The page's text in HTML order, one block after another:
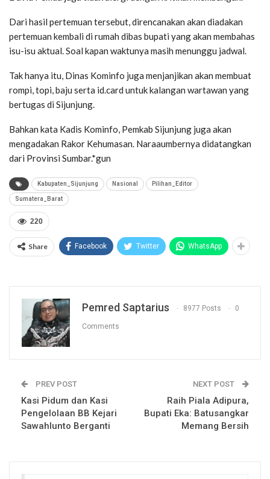
Dari hasil pertemuan tersebut, direncanakan akan diadakan
pertemuan kembali di rumah dibas bupati yang akan membahas
isu-isu aktual. Soal kapan waktunya masih menunggu jadwal.
Tak hanya itu, Dinas Kominfo juga menjanjikan akan membuat
rompi, topi, baju serta id.card untuk kalangan wartawan yang
bertugas di Sijunjung.
Bahkan kata Kadis Kominfo, Pemkab Sijunjung juga akan
mengadakan Rakor Kehumasan. Naraaumbernya didatangkan
dari Provinsi Sumbar.*gun
Kabupaten_Sijunjung Nasional Pilihan_Editor
Sumatera_Barat
220
Share Facebook Twitter WhatsApp
Pemred Saptarius 8977 Posts 0
Comments
PREV POST
Kasi Pidum dan Kasi
Pengelolaan BB Kejari
Sawahlunto Berganti
NEXT POST
Raih Piala Adipura,
Bupati Eka: Batusangkar
Memang Bersih